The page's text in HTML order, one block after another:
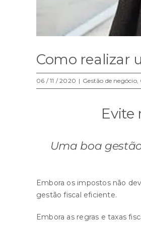
Como realizar
06 / 11 / 2020 | Gestão de negócio,
Evite
Uma boa
Embora os impostos não
gestão fiscal eficiente.
Embora as regras e taxas